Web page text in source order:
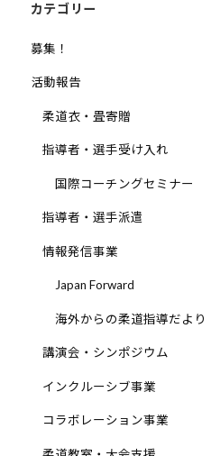
カテゴリー
募集！
活動報告
柔道衣・畳寄贈
指導者・選手受け入れ
国際コーチングセミナー
指導者・選手派遣
情報発信事業
Japan Forward
海外からの柔道指導だより
講演会・シンポジウム
インクルーシブ事業
コラボレーション事業